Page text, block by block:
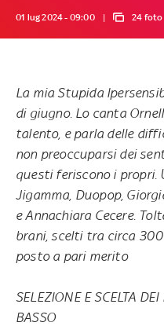
01 lug 2024 - 09:00 24 foto
La mia Stupida
di giugno. Lo canta
talento, eparla delle
non preoccuparsi dei
questi feriscono i propri.
Jigamma, Duopop,
e Annachiara Cecere.
brani, scelti tra circa
posto a pari merito
SELEZIONE E SCELTA
BASSO